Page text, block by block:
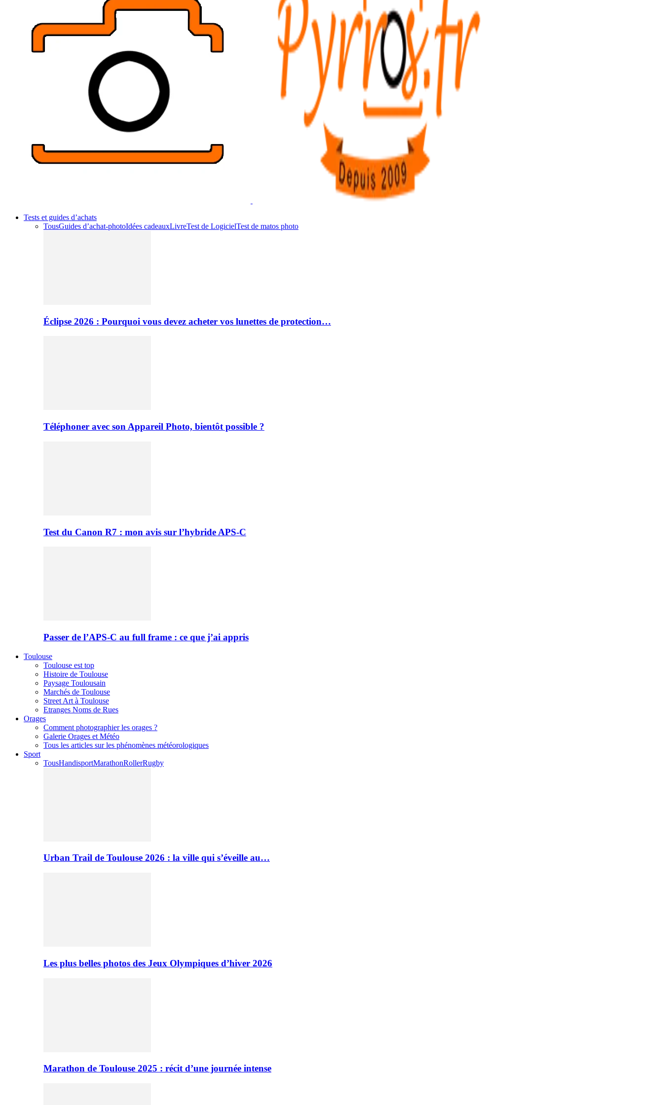
Tests et guides d’achats
TousGuides d’achat-photoIdées cadeauxLivreTest de LogicielTest de matos photo
Éclipse 2026 : Pourquoi vous devez acheter vos lunettes de protection…
Téléphoner avec son Appareil Photo, bientôt possible ?
Test du Canon R7 : mon avis sur l’hybride APS-C
Passer de l’APS-C au full frame : ce que j’ai appris
Toulouse
Toulouse est top
Histoire de Toulouse
Paysage Toulousain
Marchés de Toulouse
Street Art à Toulouse
Etranges Noms de Rues
Orages
Comment photographier les orages ?
Galerie Orages et Météo
Tous les articles sur les phénomènes météorologiques
Sport
TousHandisportMarathonRollerRugby
Urban Trail de Toulouse 2026 : la ville qui s’éveille au…
Les plus belles photos des Jeux Olympiques d’hiver 2026
Marathon de Toulouse 2025 : récit d’une journée intense